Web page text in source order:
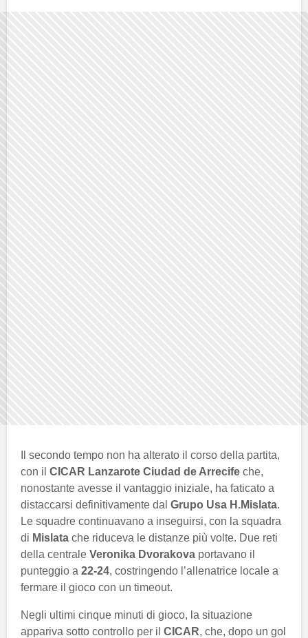
Il secondo tempo non ha alterato il corso della partita,
con il CICAR Lanzarote Ciudad de Arrecife che,
nonostante avesse il vantaggio iniziale, ha faticato a
distaccarsi definitivamente dal Grupo Usa H.Mislata.
Le squadre continuavano a inseguirsi, con la squadra
di Mislata che riduceva le distanze più volte. Due reti
della centrale Veronika Dvorakova portavano il
punteggio a 22-24, costringendo l’allenatrice locale a
fermare il gioco con un timeout.
Negli ultimi cinque minuti di gioco, la situazione
appariva sotto controllo per il CICAR, che, dopo un gol